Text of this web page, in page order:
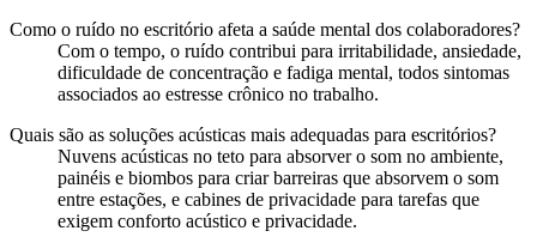
Como o ruído no escritório afeta a saúde mental dos colaboradores?
Com o tempo, o ruído contribui para irritabilidade, ansiedade,
dificuldade de concentração e fadiga mental, todos sintomas
associados ao estresse crônico no trabalho.
Quais são as soluções acústicas mais adequadas para escritórios?
Nuvens acústicas no teto para absorver o som no ambiente,
painéis e biombos para criar barreiras que absorvem o som
entre estações, e cabines de privacidade para tarefas que
exigem conforto acústico e privacidade.